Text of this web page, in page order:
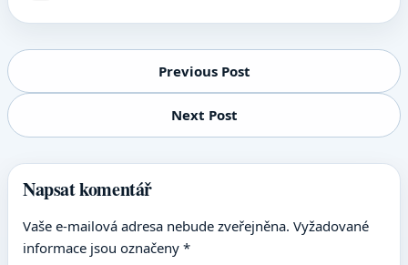
Navigace pro příspěvek
Previous Post
Next Post
Napsat komentář
Vaše e-mailová adresa nebude zveřejněna. Vyžadované
informace jsou označeny *